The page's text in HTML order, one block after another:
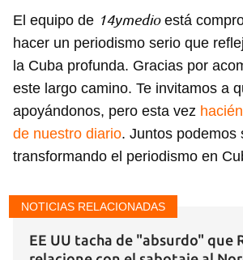
El equipo de 14ymedioestá
hacer un periodismo serio que
la Cuba profunda. Gracias por
este largo camino. Te invitamos a
apoyándonos, pero esta vez
de nuestro diario. Juntos podemos
transformando el periodismo en
NOTICIAS RELACIONADAS
EE UU tacha de "absurdo" que